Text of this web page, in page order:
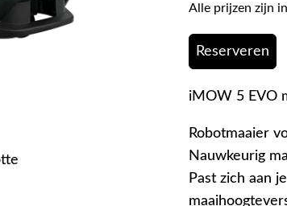
Alle prijzen zijn
Reserveren
iMOW 5 EVO
Robotmaaier
Nauwkeurig
Past zich aan